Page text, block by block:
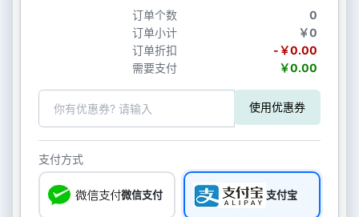
订单个数
0
订单小计
￥0
订单折扣
-￥0.00
需要支付
￥0.00
使用优惠券
支付方式
微信支付 支付宝